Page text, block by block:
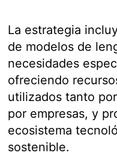
La estrategia
de modelos de
necesidades
ofreciendo
utilizados tanto
por empresas, y
ecosistema
sostenible.